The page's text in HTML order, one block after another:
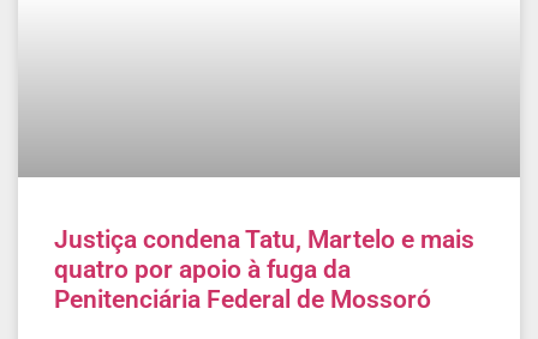
Justiça condena Tatu, Martelo e mais
quatro por apoio à fuga da
Penitenciária Federal de Mossoró